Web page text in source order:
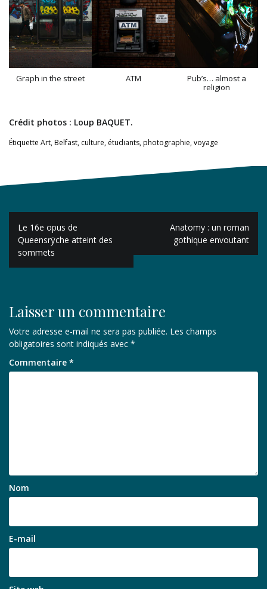
Graph in the street ATM
Pub’s… almost a
religion
Crédit photos : Loup BAQUET.
Étiquette Art,Belfast, culture, étudiants,photographie,voyage
Navigation
de
l’article
Le 16e opus de
Queensrÿche atteint des
sommets
Anatomy : un roman
gothique envoutant
Laisser un commentaire
Votre adresse e-mail ne sera pas publiée. Les champs
obligatoires sont indiqués avec *
Commentaire *
Nom
E-mail